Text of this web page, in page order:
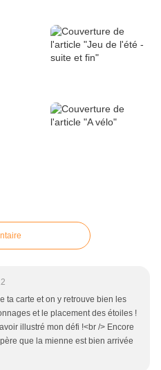
ta carte et on y retrouve bien les
et le placement des étoiles !
illustré mon défi !<br /> Encore
que la mienne est bien arrivée